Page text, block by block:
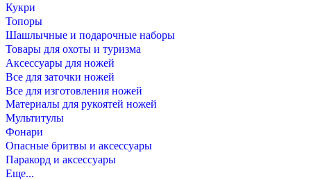
Кукри
Топоры
Шашлычные и подарочные наборы
Товары для охоты и туризма
Аксессуары для ножей
Все для заточки ножей
Все для изготовления ножей
Материалы для рукоятей ножей
Мультитулы
Фонари
Опасные бритвы и аксессуары
Паракорд и аксессуары
Еще...